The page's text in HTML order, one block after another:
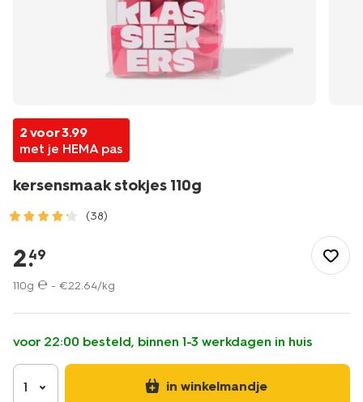
2 voor 3.99
met je HEMA pas
kersensmaak stokjes 110g
(38)
drinken/snoep/oud-
hollands/kersensmaak-
stokjes-
10200121.html
2.
49
110g ℮ - €22.64/kg
voor 22:00 besteld, binnen 1-3 werkdagen in huis
1 in winkelmandje